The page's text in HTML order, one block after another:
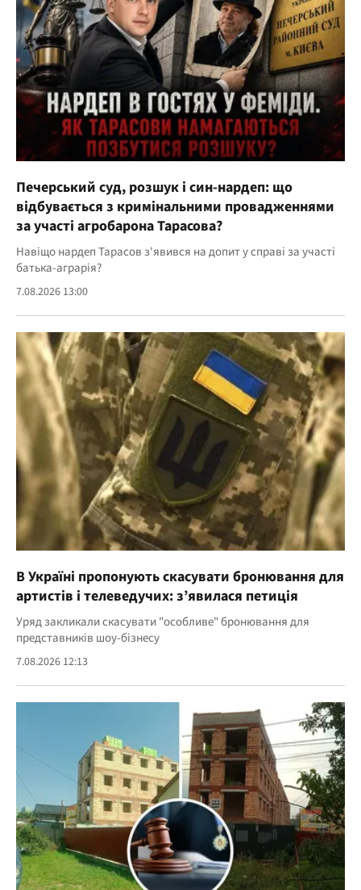
Печерський суд, розшук і син-нардеп: що
відбувається з кримінальними провадженнями
за участі агробарона Тарасова?
Навіщо нардеп Тарасов з'явився на допит у справі за участі
батька-аграрія?
7.08.2026 13:00
В Україні пропонують скасувати бронювання для
артистів і телеведучих: з’явилася петиція
Уряд закликали скасувати "особливе" бронювання для
представників шоу-бізнесу
7.08.2026 12:13